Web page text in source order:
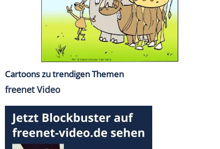
Cartoons zu trendigen Themen
freenet Video